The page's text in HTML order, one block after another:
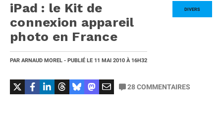
DIVERS
iPad : le Kit de
connexion appareil
photo en France
PAR ARNAUD MOREL - PUBLIÉ LE 11 MAI 2010 À 16H32
28COMMENTAIRES